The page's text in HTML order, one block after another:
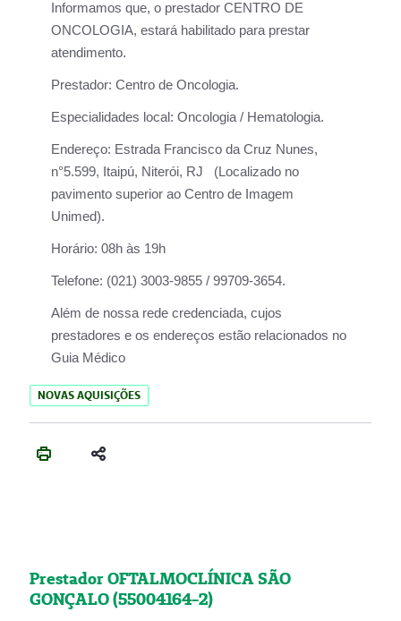
Informamos que, o prestador CENTRO DE
ONCOLOGIA, estará habilitado para prestar
atendimento.
Prestador: Centro de Oncologia.
Especialidades local: Oncologia / Hematologia.
Endereço: Estrada Francisco da Cruz Nunes,
n°5.599, Itaipú, Niterói, RJ (Localizado no
pavimento superior ao Centro de Imagem
Unimed).
Horário: 08h às 19h
Telefone: (021) 3003-9855 / 99709-3654.
Além de nossa rede credenciada, cujos
prestadores e os endereços estão relacionados no
Guia Médico
NOVAS AQUISIÇÕES
Prestador OFTALMOCLÍNICA SÃO
GONÇALO (55004164-2)